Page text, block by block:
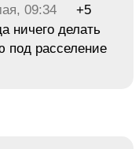
09:34
+5
ничего делать
под расселение